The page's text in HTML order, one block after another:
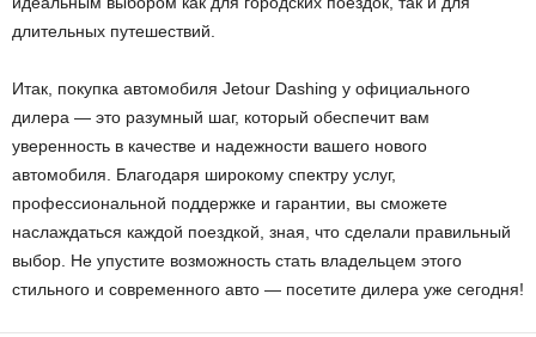
длительных путешествий.
Итак, покупка автомобиля Jetour Dashing у официального
дилера — это разумный шаг, который обеспечит вам
уверенность в качестве и надежности вашего нового
автомобиля. Благодаря широкому спектру услуг,
профессиональной поддержке и гарантии, вы сможете
наслаждаться каждой поездкой, зная, что сделали правильный
выбор. Не упустите возможность стать владельцем этого
стильного и современного авто — посетите дилера уже сегодня!